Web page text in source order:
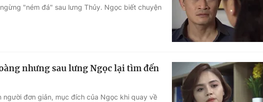
"ném đá" sau lưng Thủy. Ngọc biết chuyện
nhưng sau lưng Ngọc lại tìm đến
đơn giản, mục đích của Ngọc khi quay về